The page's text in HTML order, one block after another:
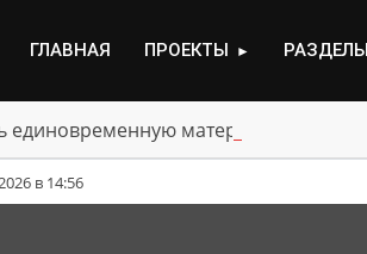
ГЛАВНАЯ ПРОЕКТЫ ► РАЗДЕЛЫ
единовременную материальную
в 14:56